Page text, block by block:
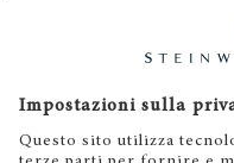
Informativa privacy